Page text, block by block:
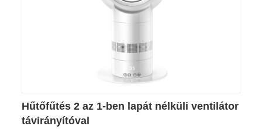
Hűtőfűtés 2 az 1-ben lapát nélküli ventilátor
távirányítóval